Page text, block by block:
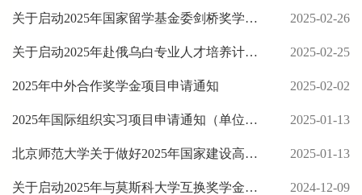
关于启动2025年国家留学基金委剑桥奖学金项目遴选的通知 2025-02-26
关于启动2025年赴俄乌白专业人才培养计划的遴选通知 2025-02-25
2025年中外合作奖学金项目申请通知 2025-02-02
2025年国际组织实习项目申请通知（单位或个人自行联系渠道） 2025-01-13
北京师范大学关于做好2025年国家建设高水平大学公派研究生项目选派工作的通知 2025-01-13
关于启动2025年与莫斯科大学互换奖学金、与圣彼得堡大学互换奖学金遴选工作的通知 2024-12-09